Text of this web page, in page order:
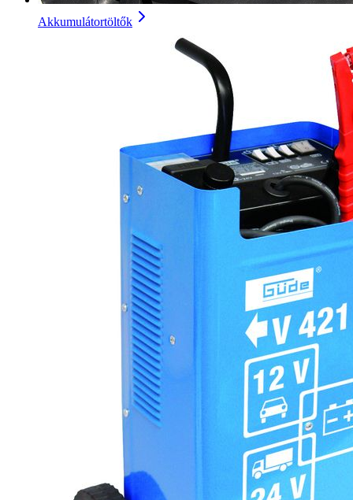
Akkumulátortöltők